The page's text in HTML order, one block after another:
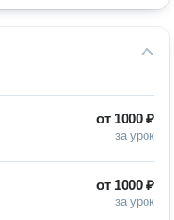
от 1000 ₽
за урок
от 1000 ₽
за урок